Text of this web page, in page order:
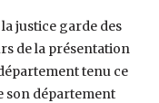
justice garde des
de la présentation
tenu ce
son département